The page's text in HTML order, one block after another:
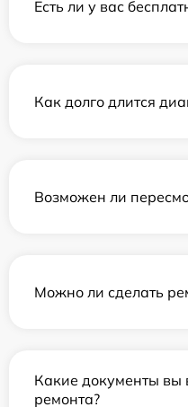
Есть ли у вас
Как долго длится
Возможен ли
Можно ли сделать
Какие документы вы
ремонта?